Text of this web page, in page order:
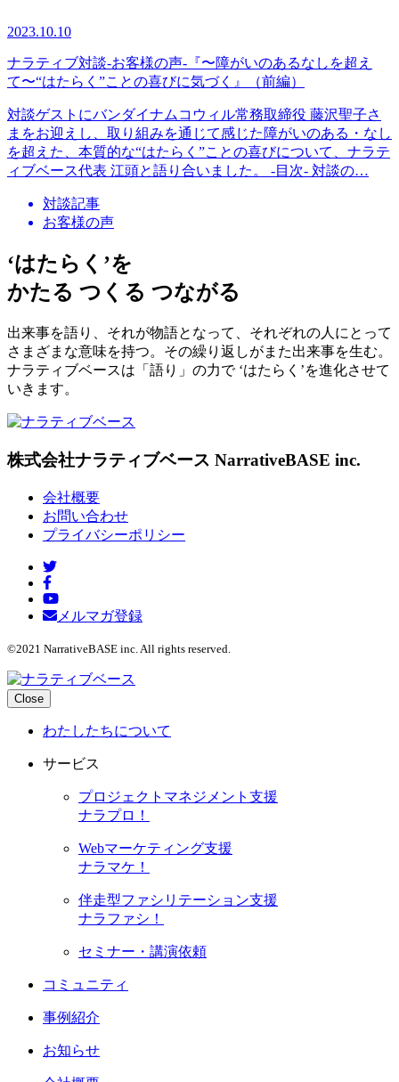
2023.10.10
ナラティブ対談-お客様の声-『〜障がいのあるなしを超え
て〜“はたらく”ことの喜びに気づく』（前編）
対談ゲストにバンダイナムコウィル常務取締役 藤沢聖子さ
まをお迎えし、取り組みを通じて感じた障がいのある・なし
を超えた、本質的な“はたらく”ことの喜びについて、ナラテ
ィブベース代表 江頭と語り合いました。 -目次- 対談の…
対談記事
お客様の声
‘はたらく’を
かたる つくる つながる
出来事を語り、それが物語となって、それぞれの人にとって
さまざまな意味を持つ。その繰り返しがまた出来事を生む。
ナラティブベースは「語り」の力で ‘はたらく’を進化させて
いきます。
株式会社ナラティブベース NarrativeBASE inc.
会社概要
お問い合わせ
プライバシーポリシー
メルマガ登録
©2021 NarrativeBASE inc. All rights reserved.
Close
わたしたちについて
サービス
プロジェクトマネジメント支援
ナラプロ！
Webマーケティング支援
ナラマケ！
伴走型ファシリテーション支援
ナラファシ！
セミナー・講演依頼
コミュニティ
事例紹介
お知らせ